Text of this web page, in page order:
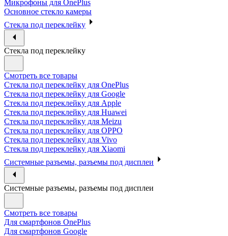
Микрофоны для OnePlus
Основное стекло камеры
Стекла под переклейку
Стекла под переклейку
Смотреть все товары
Стекла под переклейку для OnePlus
Стекла под переклейку для Google
Стекла под переклейку для Apple
Стекла под переклейку для Huawei
Стекла под переклейку для Meizu
Стекла под переклейку для OPPO
Стекла под переклейку для Vivo
Стекла под переклейку для Xiaomi
Системные разъемы, разъемы под дисплеи
Системные разъемы, разъемы под дисплеи
Смотреть все товары
Для смартфонов OnePlus
Для смартфонов Google